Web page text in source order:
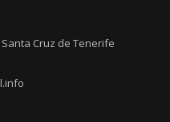
Cruz de Tenerife